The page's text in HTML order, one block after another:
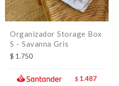
Organizador Storage Box
S - Savanna Gris
$ 1.750
$ 1.487